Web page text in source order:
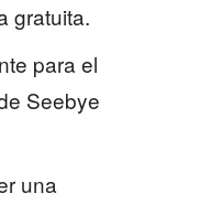
gratuita.
para el
Seebye
una